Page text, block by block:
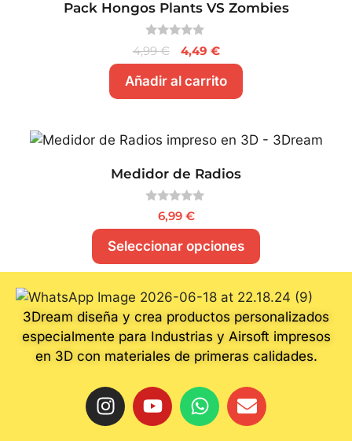
Pack Hongos Plants VS Zombies
0
d
5
4,99€ 4,49 €
Añadir al carrito
Medidor de Radios
5
6,99 €
Seleccionar opciones
3Dream diseña y crea productos personalizados
especialmente para Industrias y Airsoft impresos
en 3D con materiales de primeras calidades.